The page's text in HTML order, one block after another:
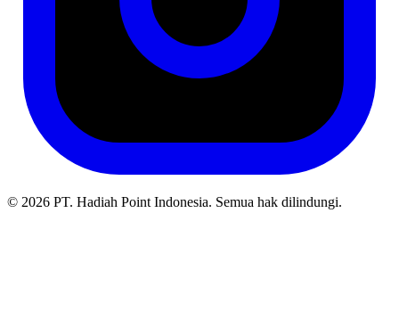
© 2026 PT. Hadiah Point Indonesia. Semua hak dilindungi.